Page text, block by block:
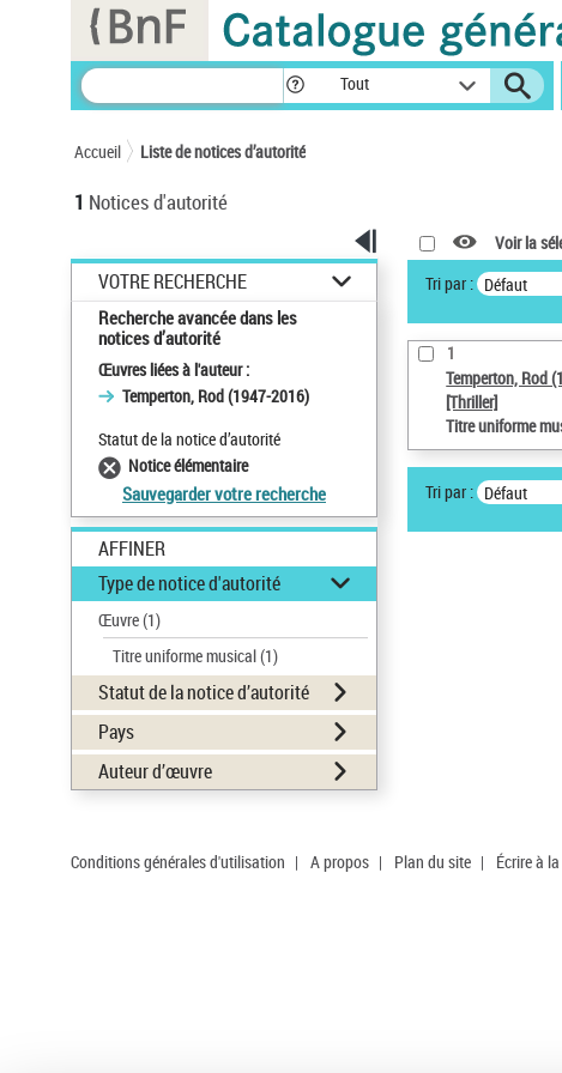
Tout
Accueil Liste de notices d’autorité
1 Notices d'autorité
VOTRE RECHERCHE
Recherche avancée dans les
notices d’autorité
Œuvres liées à l'auteur :
Temperton, Rod (1947-2016)
Statut de la notice d’autorité
Notice élémentaire
Sauvegarder votre recherche
AFFINER
Type de notice d'autorité
Œuvre(1)
Titre uniforme musical(1)
Statut de la notice d’autorité
Pays
Auteur d’œuvre
Voir la
Tri par : Défaut
1
Temperton, Rod
[Thriller]
Titre uniforme
Tri par : Défaut
Conditions générales d'utilisation | A propos | Plan du site | Écrire à
Panneau de gestion des cookies